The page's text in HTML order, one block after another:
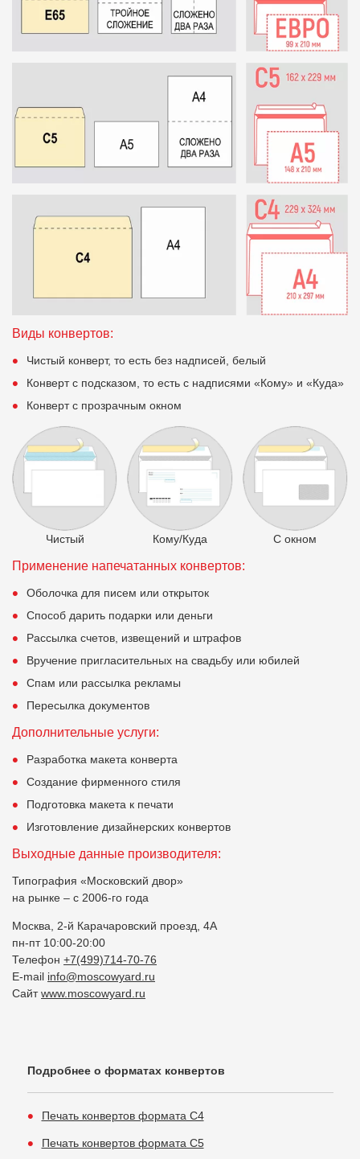
Виды конвертов:
Чистый конверт, то есть без надписей, белый
Конверт с подсказом, то есть с надписями «Кому» и «Куда»
Конверт с прозрачным окном
Чистый Кому/Куда С окном
Применение напечатанных конвертов:
Оболочка для писем или открыток
Способ дарить подарки или деньги
Рассылка счетов, извещений и штрафов
Вручение пригласительных на свадьбу или юбилей
Спам или рассылка рекламы
Пересылка документов
Дополнительные услуги:
Разработка макета конверта
Создание фирменного стиля
Подготовка макета к печати
Изготовление дизайнерских конвертов
Выходные данные производителя:
Типография «Московский двор»
на рынке – с 2006-го года
Москва, 2-й Карачаровский проезд, 4А
пн-пт 10:00-20:00
Телефон +7(499)714-70-76
E-mail info@moscowyard.ru
Сайтwww.moscowyard.ru
Подробнее о форматах конвертов
Печать конвертов формата С4
Печать конвертов формата С5